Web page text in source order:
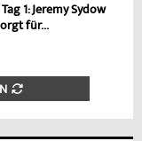
1: Jeremy Sydow
für...